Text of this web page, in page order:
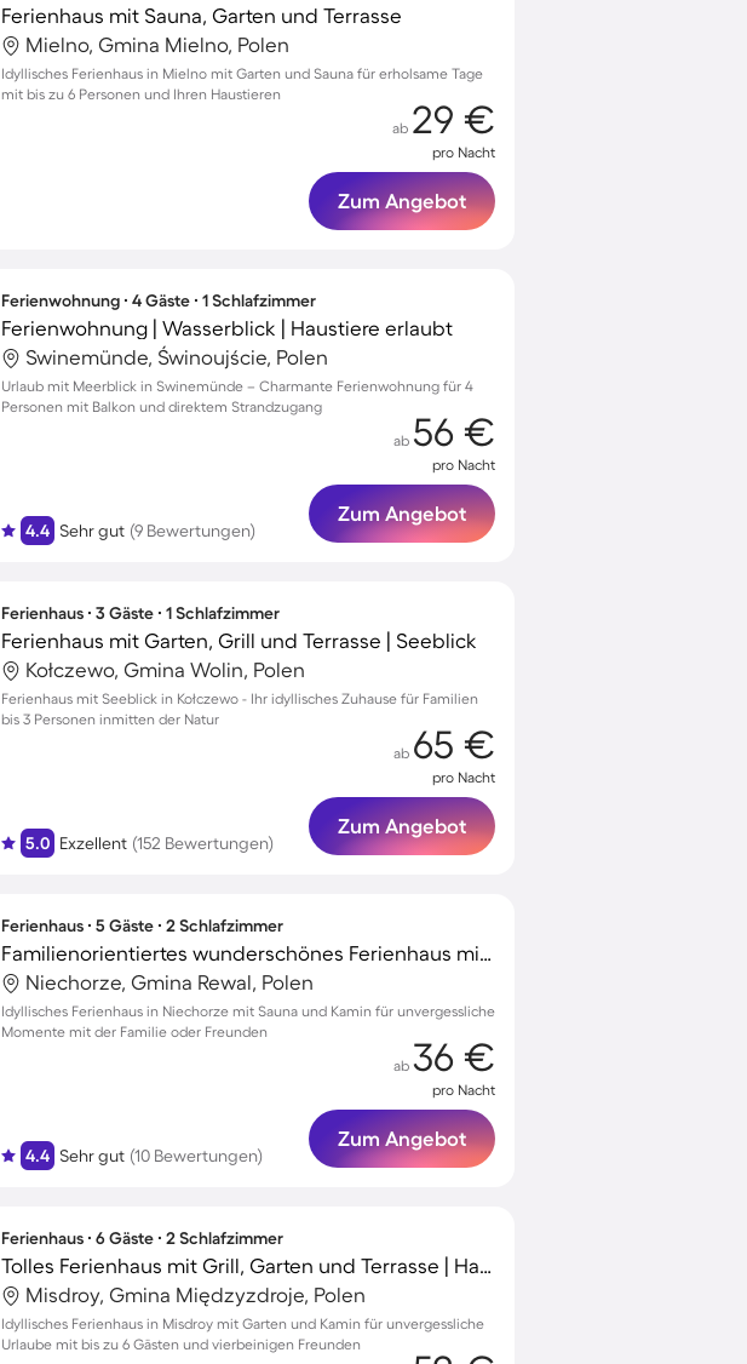
Ferienhaus mit Sauna, Garten und Terrasse
Mielno, Gmina Mielno, Polen
Idyllisches Ferienhaus in Mielno mit Garten und Sauna für erholsame Tage
mit bis zu 6 Personen und Ihren Haustieren
ab 29 €
pro Nacht
Zum Angebot
Ferienwohnung ∙ 4 Gäste ∙ 1 Schlafzimmer
Ferienwohnung | Wasserblick | Haustiere erlaubt
Swinemünde, Świnoujście, Polen
Urlaub mit Meerblick in Swinemünde – Charmante Ferienwohnung für 4
Personen mit Balkon und direktem Strandzugang
4.4 Sehr gut (9 Bewertungen)
ab 56 €
pro Nacht
Zum Angebot
Ferienhaus ∙ 3 Gäste ∙ 1 Schlafzimmer
Ferienhaus mit Garten, Grill und Terrasse | Seeblick
Kołczewo, Gmina Wolin, Polen
Ferienhaus mit Seeblick in Kołczewo - Ihr idyllisches Zuhause für Familien
bis 3 Personen inmitten der Natur
5.0 Exzellent (152 Bewertungen)
ab 65 €
pro Nacht
Zum Angebot
Ferienhaus ∙ 5 Gäste ∙ 2 Schlafzimmer
Familienorientiertes wunderschönes Ferienhaus mit Garten, Sauna und Terrasse | Haustiere sind willkommen
Niechorze, Gmina Rewal, Polen
Idyllisches Ferienhaus in Niechorze mit Sauna und Kamin für unvergessliche
Momente mit der Familie oder Freunden
4.4 Sehr gut (10 Bewertungen)
ab 36 €
pro Nacht
Zum Angebot
Ferienhaus ∙ 6 Gäste ∙ 2 Schlafzimmer
Tolles Ferienhaus mit Grill, Garten und Terrasse | Haustiere erlaubt
Misdroy, Gmina Międzyzdroje, Polen
Idyllisches Ferienhaus in Misdroy mit Garten und Kamin für unvergessliche
Urlaube mit bis zu 6 Gästen und vierbeinigen Freunden